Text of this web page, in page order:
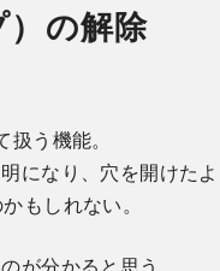
の解除
う機能。
になり、穴を開けたよ
もしれない。